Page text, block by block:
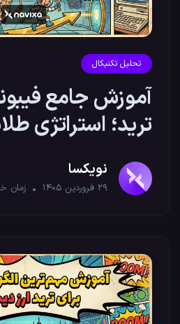
تحلیل تکنیکال
آموزش جامع
ترید؛ استراتژی
نویکسا
۲۹ فروردین ۱۴۰۵ زمان